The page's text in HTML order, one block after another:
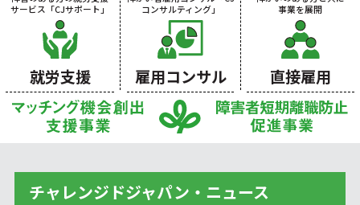
サービス「CJサポート」
就労支援
コンサルティング」
雇用コンサル
事業を展開
直接雇用
チャレンジドジャパン・ニュース